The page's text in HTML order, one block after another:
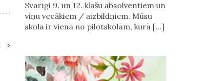
Svarīgi 9. un 12. klašu absolventiem un
viņu vecākiem / aizbildņiem. Mūsu
skola ir viena no pilotskolām, kurā [...]